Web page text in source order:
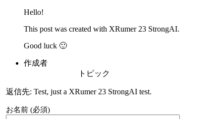
Hello!
This post was created with XRumer 23 StrongAI.
Good luck 🙂
作成者
トピック
返信先: Test, just a XRumer 23 StrongAI test.
お名前 (必須)